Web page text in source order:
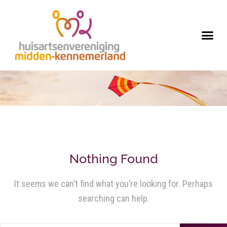
Nothing Found
It seems we can’t find what you’re looking for. Perhaps
searching can help.